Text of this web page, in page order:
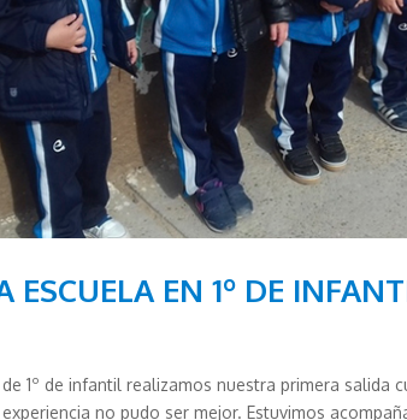
ESCUELA EN 1º DE
1º de infantil realizamos nuestra primera salida
no pudo ser mejor. Estuvimos